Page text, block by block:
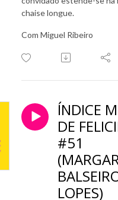
chaise longue.
Com Miguel Ribeiro
ÍNDICE
DE
#51
LOPES)